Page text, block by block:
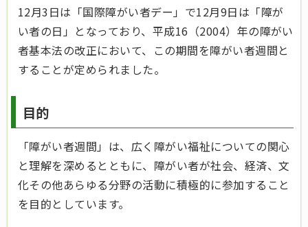
12月3日は「国際障がい者デー」で12月9日は「障が
い者の日」となっており、平成16（2004）年の障がい
者基本法の改正において、この期間を障がい者週間と
することが定められました。
目的
「障がい者週間」は、広く障がい福祉についての関心
と理解を深めるとともに、障がい者が社会、経済、文
化その他あらゆる分野の活動に積極的に参加すること
を目的としています。